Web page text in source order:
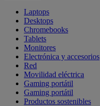
Laptops
Desktops
Chromebooks
Tablets
Monitores
Electrónica y accesorios
Red
Movilidad eléctrica
Gaming portátil
Gaming portátil
Productos sostenibles